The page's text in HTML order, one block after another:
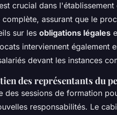
crucial dans
assurant que le
sur les obligations légales
interviennent également
devant les instances
des représentants du
des sessions de formation
responsabilités. Le